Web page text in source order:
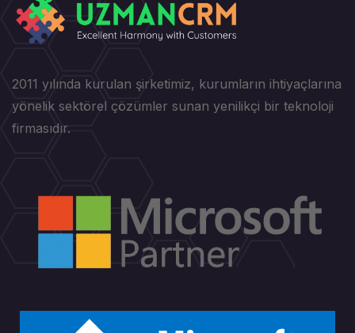
2011 yılında kurulan şirketimiz, kurumların ihtiyaçlarına
yönelik sektörel çözümler sunan yenilikçi bir teknoloji
firmasıdır.